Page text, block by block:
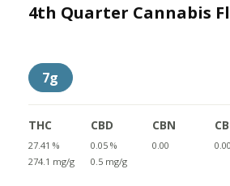
4th Quarter Cannabis
7g
THC
27.41 %
274.1 mg/g
CBD
0.05 %
0.5 mg/g
CBN
0.00 0.00